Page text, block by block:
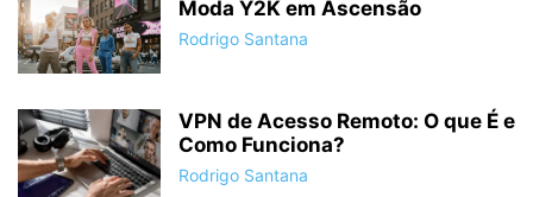
Moda Y2K em Ascensão
Rodrigo Santana
VPN de Acesso Remoto: O que É e
Como Funciona?
Rodrigo Santana